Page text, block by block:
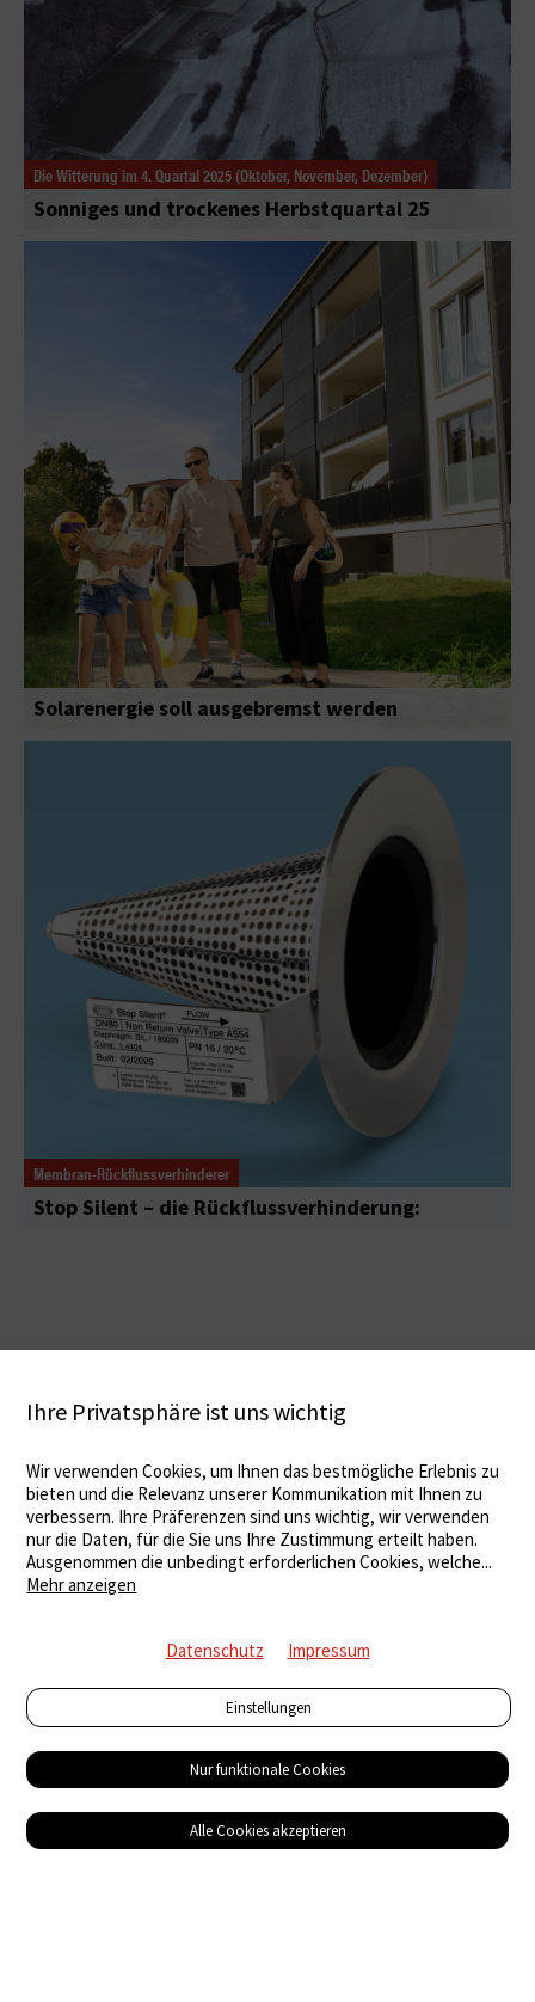
Die Witterung im 4. Quartal 2025 (Oktober, November, Dezember)
Sonniges und trockenes Herbstquartal 25
Solarenergie soll ausgebremst werden
Membran-Rückflussverhinderer
Stop Silent – die Rückflussverhinderung:
Ihre Privatsphäre ist uns wichtig
Wir verwenden Cookies, um Ihnen das bestmögliche Erlebnis zu
bieten und die Relevanz unserer Kommunikation mit Ihnen zu
verbessern. Ihre Präferenzen sind uns wichtig, wir verwenden
nur die Daten, für die Sie uns Ihre Zustimmung erteilt haben.
Ausgenommen die unbedingt erforderlichen Cookies, welche...
Mehr anzeigen
Datenschutz Impressum
Einstellungen
Nur funktionale Cookies
Alle Cookies akzeptieren